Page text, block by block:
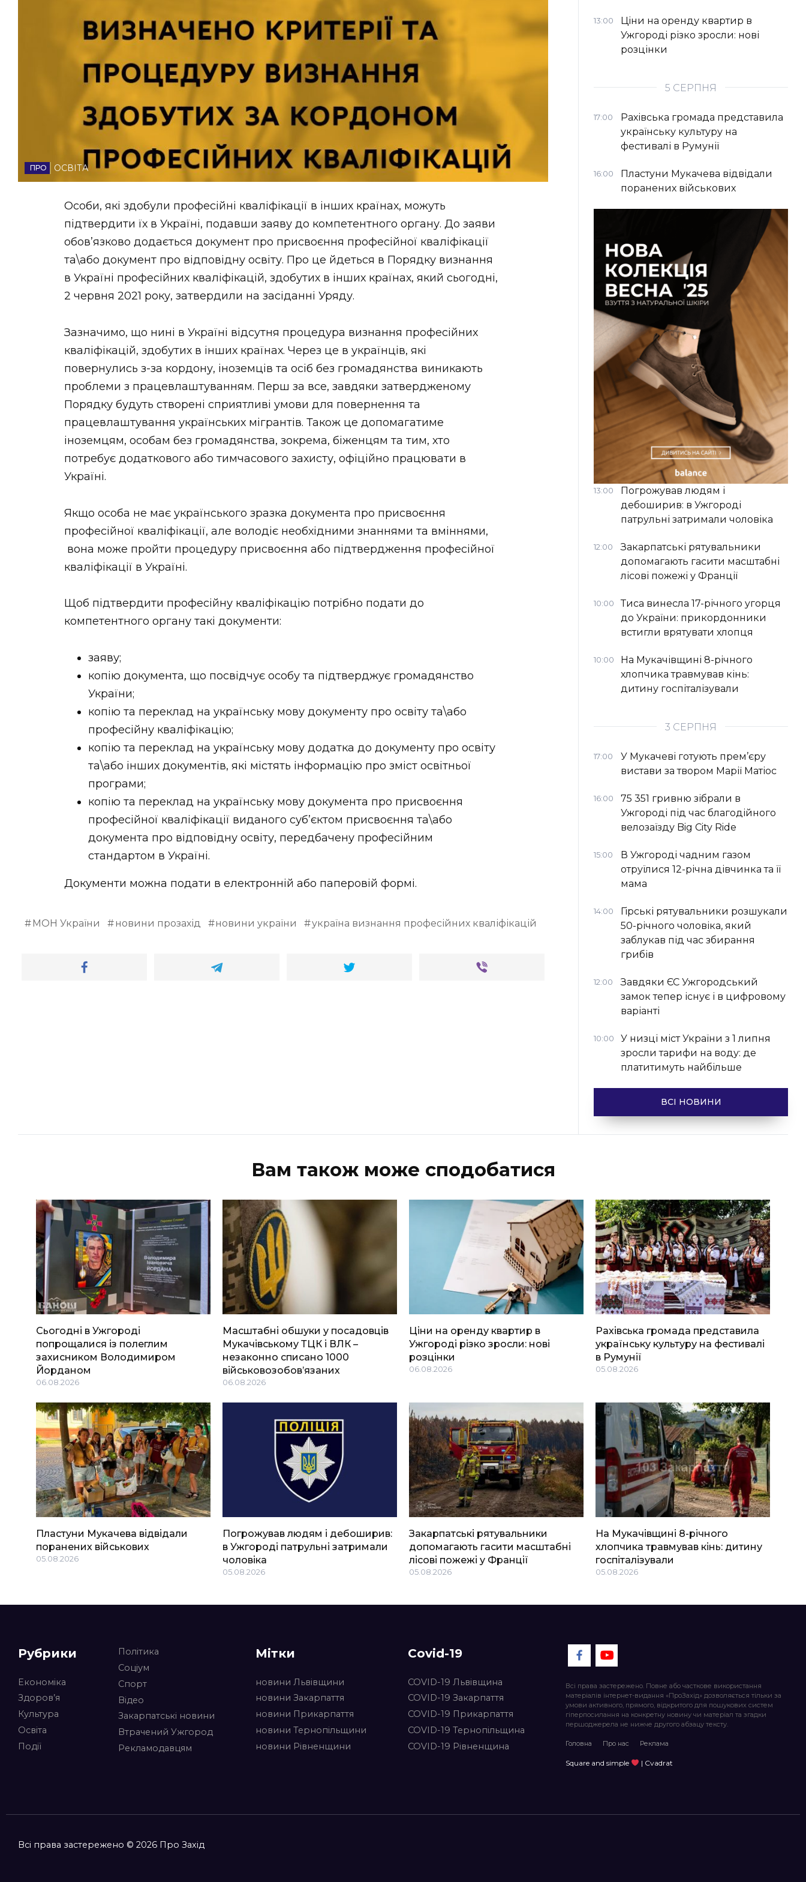
ВІДЕО
ОСВІТА
Особи, які здобули професійні кваліфікації в інших країнах, можуть
підтвердити їх в Україні, подавши заяву до компетентного органу. До заяви
обов’язково додається документ про присвоєння професійної кваліфікації
та\або документ про відповідну освіту. Про це йдеться в Порядку визнання
в Україні професійних кваліфікацій, здобутих в інших країнах, який сьогодні,
2 червня 2021 року, затвердили на засіданні Уряду.
Зазначимо, що нині в Україні відсутня процедура визнання професійних
кваліфікацій, здобутих в інших країнах. Через це в українців, які
повернулись з-за кордону, іноземців та осіб без громадянства виникають
проблеми з працевлаштуванням. Перш за все, завдяки затвердженому
Порядку будуть створені сприятливі умови для повернення та
працевлаштування українських мігрантів. Також це допомагатиме
іноземцям, особам без громадянства, зокрема, біженцям та тим, хто
потребує додаткового або тимчасового захисту, офіційно працювати в
Україні.
Якщо особа не має українського зразка документа про присвоєння
професійної кваліфікації, але володіє необхідними знаннями та вміннями,
вона може пройти процедуру присвоєння або підтвердження професійної
кваліфікації в Україні.
Щоб підтвердити професійну кваліфікацію потрібно подати до
компетентного органу такі документи:
заяву;
копію документа, що посвідчує особу та підтверджує громадянство
України;
копію та переклад на українську мову документу про освіту та\або
професійну кваліфікацію;
копію та переклад на українську мову додатка до документу про освіту
та\або інших документів, які містять інформацію про зміст освітньої
програми;
копію та переклад на українську мову документа про присвоєння
професійної кваліфікації виданого суб’єктом присвоєння та\або
документа про відповідну освіту, передбачену професійним
стандартом в Україні.
Документи можна подати в електронній або паперовій формі.
МОН України новини прозахід новини україни україна визнання професійних кваліфікацій
13:00
Ціни на оренду квартир в
Ужгороді різко зросли: нові
розцінки
5 СЕРПНЯ
17:00
Рахівська громада представила
українську культуру на
фестивалі в Румунії
16:00
Пластуни Мукачева відвідали
поранених військових
13:00
Погрожував людям і
дебоширив: в Ужгороді
патрульні затримали чоловіка
12:00
Закарпатські рятувальники
допомагають гасити масштабні
лісові пожежі у Франції
10:00
Тиса винесла 17-річного угорця
до України: прикордонники
встигли врятувати хлопця
10:00
На Мукачівщині 8-річного
хлопчика травмував кінь:
дитину госпіталізували
3 СЕРПНЯ
17:00
У Мукачеві готують прем’єру
вистави за твором Марії Матіос
16:00
75 351 гривню зібрали в
Ужгороді під час благодійного
велозаїзду Big Сity Ride
15:00
В Ужгороді чадним газом
отруїлися 12-річна дівчинка та її
мама
14:00
Гірські рятувальники розшукали
50-річного чоловіка, який
заблукав під час збирання
грибів
12:00
Завдяки ЄС Ужгородський
замок тепер існує і в цифровому
варіанті
10:00
У низці міст України з 1 липня
зросли тарифи на воду: де
платитимуть найбільше
ВСІ НОВИНИ
Вам також може сподобатися
Сьогодні в Ужгороді
попрощалися із полеглим
захисником Володимиром
Йорданом
06.08.2026
Масштабні обшуки у посадовців
Мукачівському ТЦК і ВЛК –
незаконно списано 1000
військовозобов’язаних
06.08.2026
Ціни на оренду квартир в
Ужгороді різко зросли: нові
розцінки
06.08.2026
Рахівська громада представила
українську культуру на фестивалі
в Румунії
05.08.2026
Пластуни Мукачева відвідали
поранених військових
05.08.2026
Погрожував людям і дебоширив:
в Ужгороді патрульні затримали
чоловіка
05.08.2026
Закарпатські рятувальники
допомагають гасити масштабні
лісові пожежі у Франції
05.08.2026
На Мукачівщині 8-річного
хлопчика травмував кінь: дитину
госпіталізували
05.08.2026
Рубрики
Економіка
Здоров’я
Культура
Освіта
Події
Політика
Соціум
Спорт
Відео
Закарпатські новини
Втрачений Ужгород
Рекламодавцям
Мітки
новини Львівщини
новини Закарпаття
новини Прикарпаття
новини Тернопільщини
новини Рівненщини
Covid-19
COVID-19 Львівщина
COVID-19 Закарпаття
COVID-19 Прикарпаття
COVID-19 Тернопільщина
COVID-19 Рівненщина
Всі права застережено. Повне або часткове використання
матеріалів інтернет-видання «ПроЗахід» дозволяється тільки за
умови активного, прямого, відкритого для пошукових систем
гіперпосилання на конкретну новину чи матеріал та згадки
першоджерела не нижче другого абзацу тексту.
Головна Про нас Реклама
Square and simple | Cvadrat
Всі права застережено © 2026 Про Захід